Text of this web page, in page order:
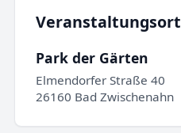
Veranstaltungsort
Park der Gärten
Elmendorfer Straße 40
26160 Bad Zwischenahn